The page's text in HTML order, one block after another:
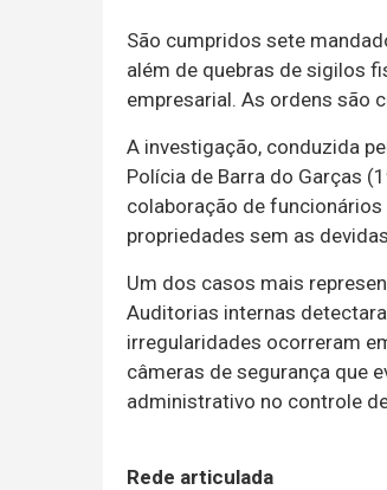
São cumpridos sete
além de quebras de sigilos
empresarial. As ordens são
A investigação, conduzida
Polícia de Barra do Garças
colaboração de
propriedades sem as
Um dos casos mais
Auditorias internas
irregularidades ocorreram
câmeras de segurança que
administrativo no controle
Rede articulada